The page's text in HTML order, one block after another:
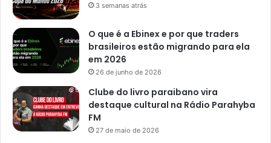
3 semanas atrás
O que é a Ebinex e por que traders
brasileiros estão migrando para ela
em 2026
26 de junho de 2026
Clube do livro paraibano vira
destaque cultural na Rádio Parahyba
FM
27 de maio de 2026